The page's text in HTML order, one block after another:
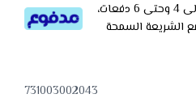
قسم دفعاتك بطريقة ميسرة إلى 4 وحتى 6 دفعات،
الشريعة السمحة
731003002043